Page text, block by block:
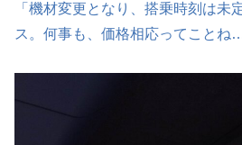
「機材変更となり、搭乗時刻は未
ス。何事も、価格相応ってことね